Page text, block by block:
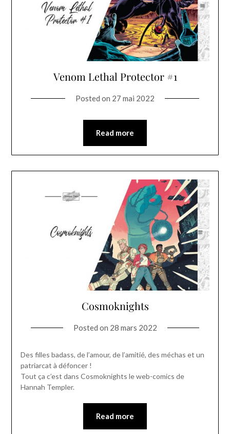
Venom Lethal Protector #1
Posted on 27 mai 2022
Read more
Cosmoknights
Posted on 28 mars 2022
Des filles badass, de l’amour, de l’amitié, des méchas et un
patriarcat à défoncer !
Tout ça c’est dans Cosmoknights le web-comics de
Hannah Templer.
Read more